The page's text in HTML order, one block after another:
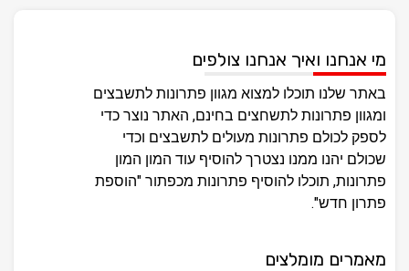
מי אנחנו ואיך אנחנו צולפים
באתר שלנו תוכלו למצוא מגוון פתרונות לתשבצים
ומגוון פתרונות לתשחצים בחינם, האתר נוצר כדי
לספק לכולם פתרונות מעולים לתשבצים וכדי
שכולם יהנו ממנו נצטרך להוסיף עוד המון המון
פתרונות, תוכלו להוסיף פתרונות מכפתור "הוספת
פתרון חדש".
מאמרים מומלצים